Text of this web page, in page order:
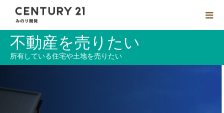
不動産を売りたい
所有している住宅や土地を売りたい